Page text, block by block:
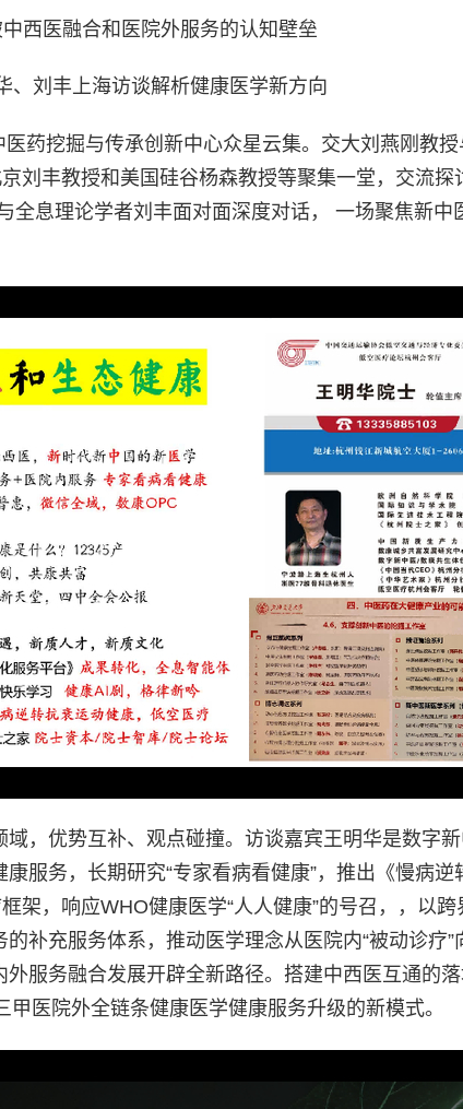
西医融合和医院外服务的认知壁垒
、刘丰上海访谈解析健康医学新方向
药挖掘与传承创新中心众星云集。交大刘燕刚教
刘丰教授和美国硅谷杨森教授等聚集一堂，交流探
全息理论学者刘丰面对面深度对话， 一场聚焦新中
，优势互补、观点碰撞。访谈嘉宾王明华是数字
服务，长期研究“专家看病看健康”，推出《慢病逆
架，响应WHO健康医学“人人健康”的号召，，以
补充服务体系，推动医学理念从医院内“被动诊疗”
服务融合发展开辟全新路径。搭建中西医互通的
医院外全链条健康医学健康服务升级的新模式。